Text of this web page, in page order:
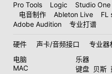
Pro Tools
Logic Studio One
电音制作
Ableton Live FL
Adobe Audition
专业打谱
硬件 声卡/音频接口
专业器
电脑
MAC
乐器
键盘 贝斯